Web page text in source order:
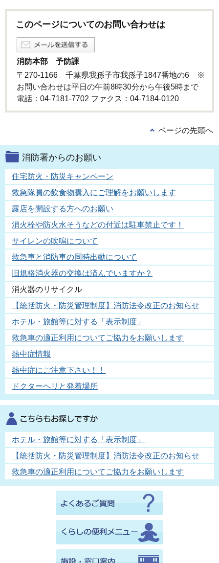
このページについてのお問い合わせは
消防本部 予防課
〒270-1166 千葉県我孫子市我孫子1847番地の6 ※
お問い合わせは平日の午前8時30分から午後5時まで
電話：04-7181-7702 ファクス：04-7184-0120
ページの先頭へ
消防署からのお願い
住宅防火・防災キャンペーン
救急隊員の飲食物購入にご理解をお願いします
露店を開設する方へのお願い
消火栓や防火水そうなどの付近は駐車禁止です！
サイレンの吹鳴について
救急車と消防車の同時出動について
旧規格消火器の交換は済んでいますか？
消火器のリサイクル
【統括防火・防災管理制度】消防法令改正のお知らせ
ホテル・旅館等に対する「表示制度」
救急車の適正利用についてご協力をお願いします
熱中症情報
熱中症にご注意下さい！！
ドクターヘリと発着場所
ホテル・旅館等に対する「表示制度」
【統括防火・防災管理制度】消防法令改正のお知らせ
救急車の適正利用についてご協力をお願いします